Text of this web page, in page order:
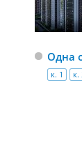
Одна
к. 1 к.